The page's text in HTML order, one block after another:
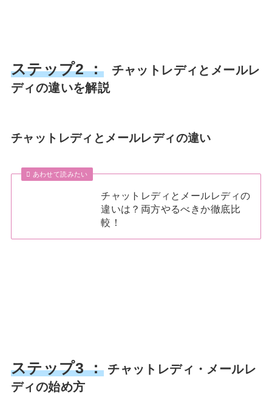
ステップ2 ：チャットレディとメールレ
ディの違いを解説
チャットレディとメールレディの違い
あわせて読みたい
チャットレディとメールレディの
違いは？両方やるべきか徹底比
較！
ステップ3 ：チャットレディ・メールレ
ディの始め方